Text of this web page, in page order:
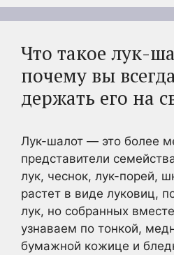
Что такое лук-
почему вы
держать его на
Лук-шалот — это более
представители
лук, чеснок, лук-порей,
растет в виде луковиц,
лук, но собранных
узнаваем по тонкой,
бумажной кожице и